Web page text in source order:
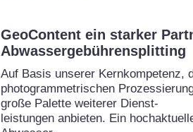
GeoContent ein starker
Abwassergebührensplitting
Auf Basis unserer Kernkompetenz,
photogrammetrischen
große Palette weiterer Dienst-
leistungen anbieten. Ein